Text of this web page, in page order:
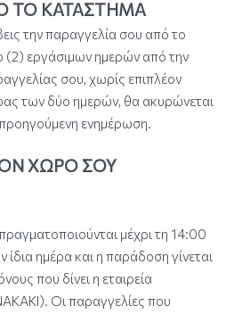
ΤΟ KΑΤΑΣΤΗΜΑ
την παραγγελία σου από το
(2) εργάσιμων ημερών από την
σου, χωρίς επιπλέον
των δύο ημερών, θα ακυρώνεται
ενημέρωση.
ΧΩΡΟ ΣΟΥ
μέχρι τη 14:00
ημέρα και η παράδοση γίνεται
που δίνει η εταιρεία
Οι παραγγελίες που